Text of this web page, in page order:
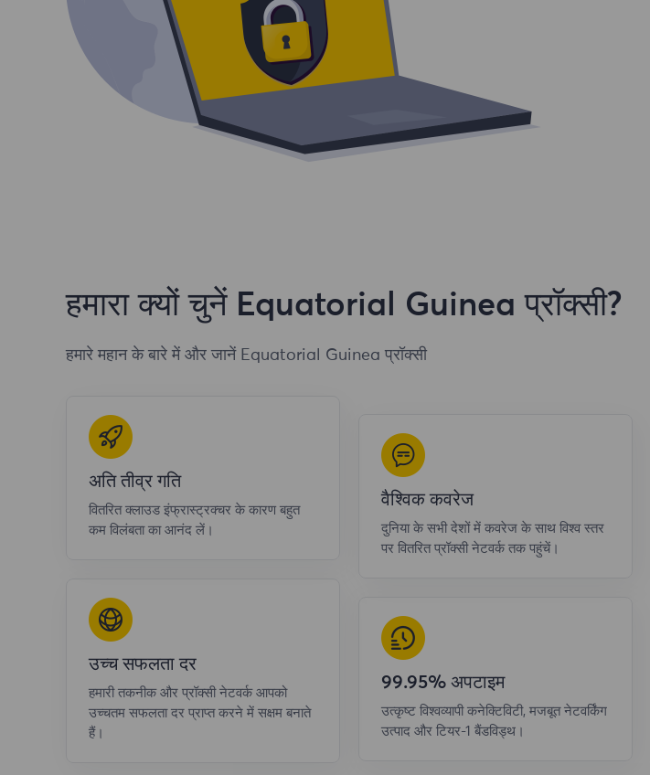
हमारा क्यों चुनें Equatorial Guinea प्रॉक्सी?
हमारे महान के बारे में और जानें Equatorial Guinea प्रॉक्सी
अति तीव्र गति
वितरित क्लाउड इंफ्रास्ट्रक्चर के कारण बहुत
कम विलंबता का आनंद लें।
उच्च सफलता दर
हमारी तकनीक और प्रॉक्सी नेटवर्क आपको
उच्चतम सफलता दर प्राप्त करने में सक्षम बनाते
हैं।
वैश्विक कवरेज
दुनिया के सभी देशों में कवरेज के साथ विश्व स्तर
पर वितरित प्रॉक्सी नेटवर्क तक पहुंचें।
99.95% अपटाइम
उत्कृष्ट विश्वव्यापी कनेक्टिविटी, मजबूत नेटवर्किंग
उत्पाद और टियर-1 बैंडविड्थ।